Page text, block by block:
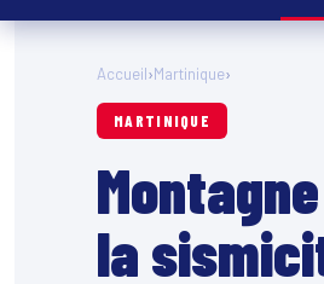
Accueil›Martinique›
MARTINIQUE
la